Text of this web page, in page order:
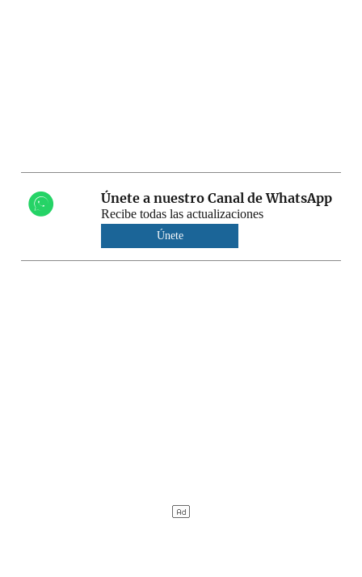
Únete a nuestro Canal de WhatsApp
Recibe todas las actualizaciones
Únete